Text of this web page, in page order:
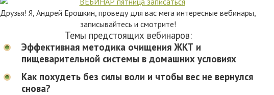
Друзья! Я, Андрей Ерошкин, проведу для вас мега интересные вебинары,
записывайтесь и смотрите!
Темы предстоящих вебинаров:
Эффективная методика очищения ЖКТ и
пищеварительной системы в домашних условиях
Как похудеть без силы воли и чтобы вес не вернулся
снова?